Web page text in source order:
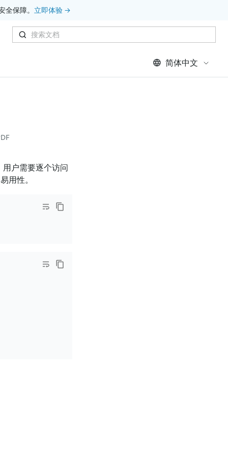
全保障。 立即体验 →
简体中文
户需要逐个访问
用性。